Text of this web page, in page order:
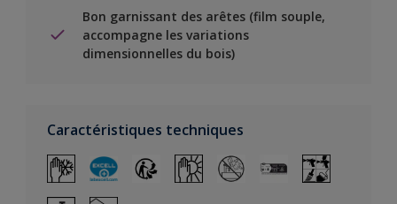
Bon garnissant des arêtes (film souple,
accompagne les variations
dimensionnelles du bois)
Caractéristiques techniques